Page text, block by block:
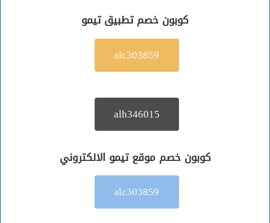
كوبون خصم تطبيق تيمو
alc303859
alh346015
كوبون خصم موقع تيمو الالكتروني
alc303859